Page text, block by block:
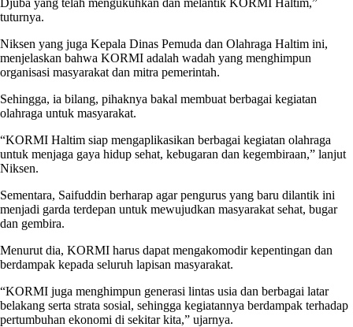
tuturnya.
Niksen yang juga Kepala Dinas Pemuda dan Olahraga Haltim ini,
menjelaskan bahwa KORMI adalah wadah yang menghimpun
organisasi masyarakat dan mitra pemerintah.
Sehingga, ia bilang, pihaknya bakal membuat berbagai kegiatan
olahraga untuk masyarakat.
“KORMI Haltim siap mengaplikasikan berbagai kegiatan olahraga
untuk menjaga gaya hidup sehat, kebugaran dan kegembiraan,” lanjut
Niksen.
Sementara, Saifuddin berharap agar pengurus yang baru dilantik ini
menjadi garda terdepan untuk mewujudkan masyarakat sehat, bugar
dan gembira.
Menurut dia, KORMI harus dapat mengakomodir kepentingan dan
berdampak kepada seluruh lapisan masyarakat.
“KORMI juga menghimpun generasi lintas usia dan berbagai latar
belakang serta strata sosial, sehingga kegiatannya berdampak terhadap
pertumbuhan ekonomi di sekitar kita,” ujarnya.